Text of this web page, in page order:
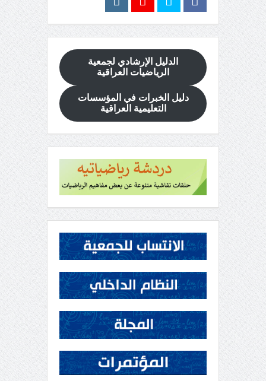
الدليل الإرشادي لجمعية
الرياضيات العراقية
دليل الخبرات في المؤسسات
التعليمية العراقية